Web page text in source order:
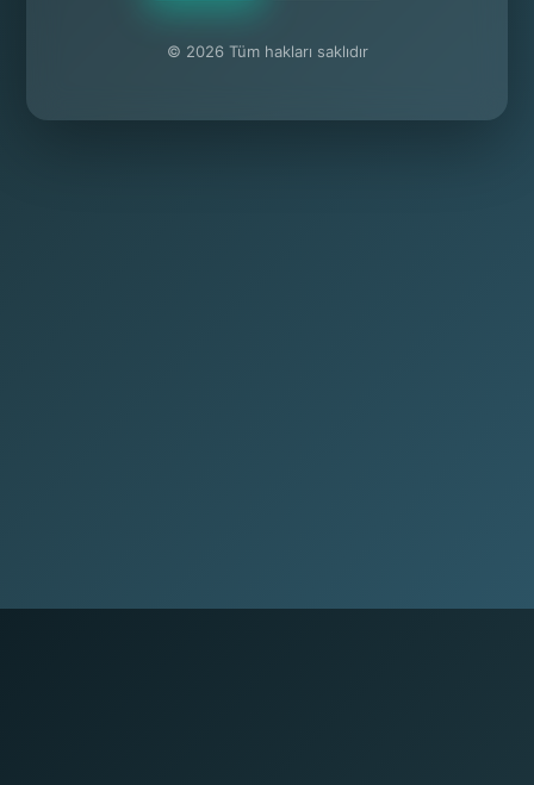
© 2026 Tüm hakları saklıdır